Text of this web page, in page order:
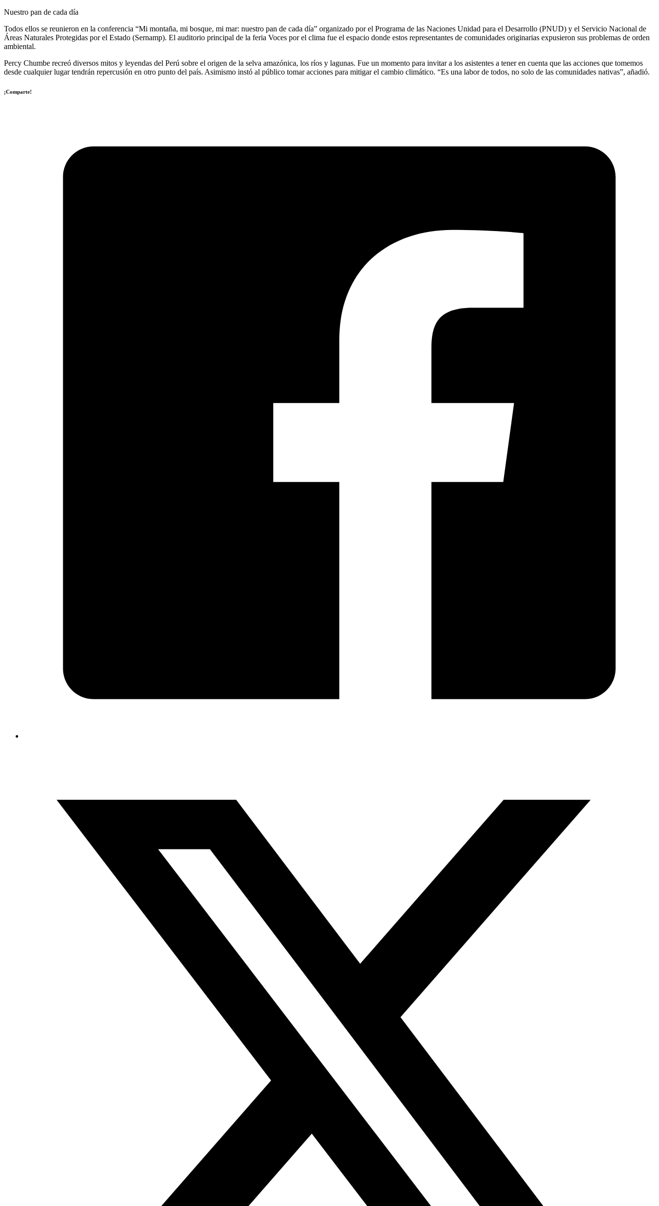
Nuestro pan de cada día
Todos ellos se reunieron en la conferencia “Mi montaña, mi bosque, mi mar: nuestro pan de cada día” organizado por el Programa de las Naciones Unidad para el Desarrollo (PNUD) y el Servicio Nacional de
Áreas Naturales Protegidas por el Estado (Sernamp). El auditorio principal de la feria Voces por el clima fue el espacio donde estos representantes de comunidades originarias expusieron sus problemas de orden
ambiental.
Percy Chumbe recreó diversos mitos y leyendas del Perú sobre el origen de la selva amazónica, los ríos y lagunas. Fue un momento para invitar a los asistentes a tener en cuenta que las acciones que tomemos
desde cualquier lugar tendrán repercusión en otro punto del país. Asimismo instó al público tomar acciones para mitigar el cambio climático. “Es una labor de todos, no solo de las comunidades nativas”, añadió.
¡Comparte!